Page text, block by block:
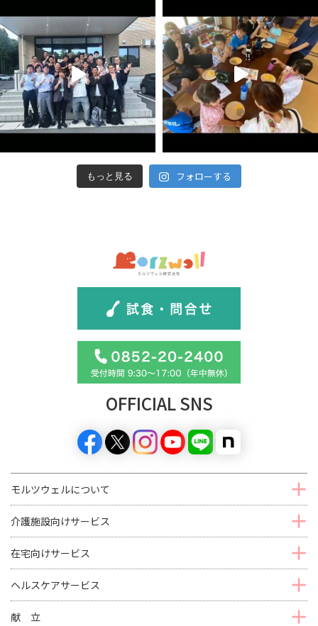
もっと見る フォローする
OFFICIAL SNS
モルツウェルについて
介護施設向けサービス
在宅向けサービス
ヘルスケアサービス
献 立